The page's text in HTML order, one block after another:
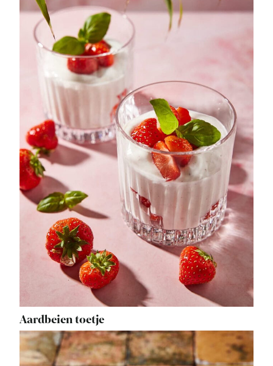
Aardbeien toetje